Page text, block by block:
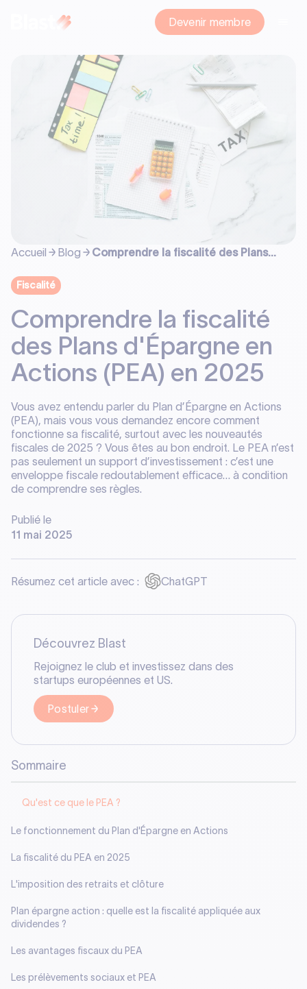
Devenir membre
Accueil Blog
Comprendre la fiscalité des Plans
Fiscalité
Comprendre la fiscalité
des Plans d'Épargne en
Actions (PEA) en 2025
Vous avez entendu parler du Plan d’Épargne en Actions
(PEA), mais vous vous demandez encore comment
fonctionne sa fiscalité, surtout avec les nouveautés
fiscales de 2025 ? Vous êtes au bon endroit. Le PEA n’est
pas seulement un support d’investissement : c’est une
enveloppe fiscale redoutablement efficace… à condition
de comprendre ses règles.
Publié le
11 mai 2025
Résumez cet article avec : ChatGPT
Découvrez Blast
Rejoignez le club et investissez dans des
startups européennes et US.
Postuler
Sommaire
Qu'est ce que le PEA ?
Le fonctionnement du Plan d'Épargne en Actions
La fiscalité du PEA en 2025
L'imposition des retraits et clôture
Plan épargne action : quelle est la fiscalité appliquée aux
dividendes ?
Les avantages fiscaux du PEA
Les prélèvements sociaux et PEA